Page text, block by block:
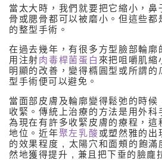
色斑問題
疤痕
肚紋
微血管擴張
酒紅色斑
血管腫瘤
粒狀增生及腫瘤
當太大時，我們就要把它縮小，鼻
骨或腮骨都可以被磨小。但這些都
的整型手術。
在過去幾年，有很多方型臉部輪廓
用注射肉毒桿菌蛋白 來把咀嚼肌縮
明顯的改善，變得橢圓型或所謂的
型手術便可以避免。
當面部皮膚及輪廓變得鬆弛的時候
收緊。傳統上治療的方法是用外科
為現在有許多收緊皮膚的療程，這
地位。近年聚左乳酸或塑然雅的出
的效果程度 , 太陽穴和面頰的飽滿
然地獲得提升 , 兼且把下垂的臉龐